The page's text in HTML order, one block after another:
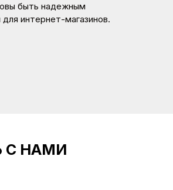
быть надежным
интернет-магазинов.
С НАМИ